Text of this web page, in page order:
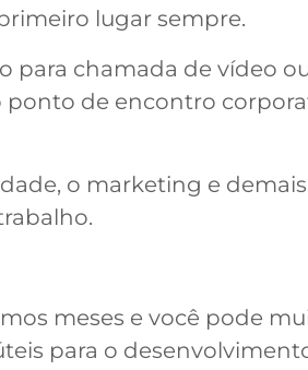
lugar sempre.
para chamada de vídeo
de encontro
o marketing e
meses e você pode
para o